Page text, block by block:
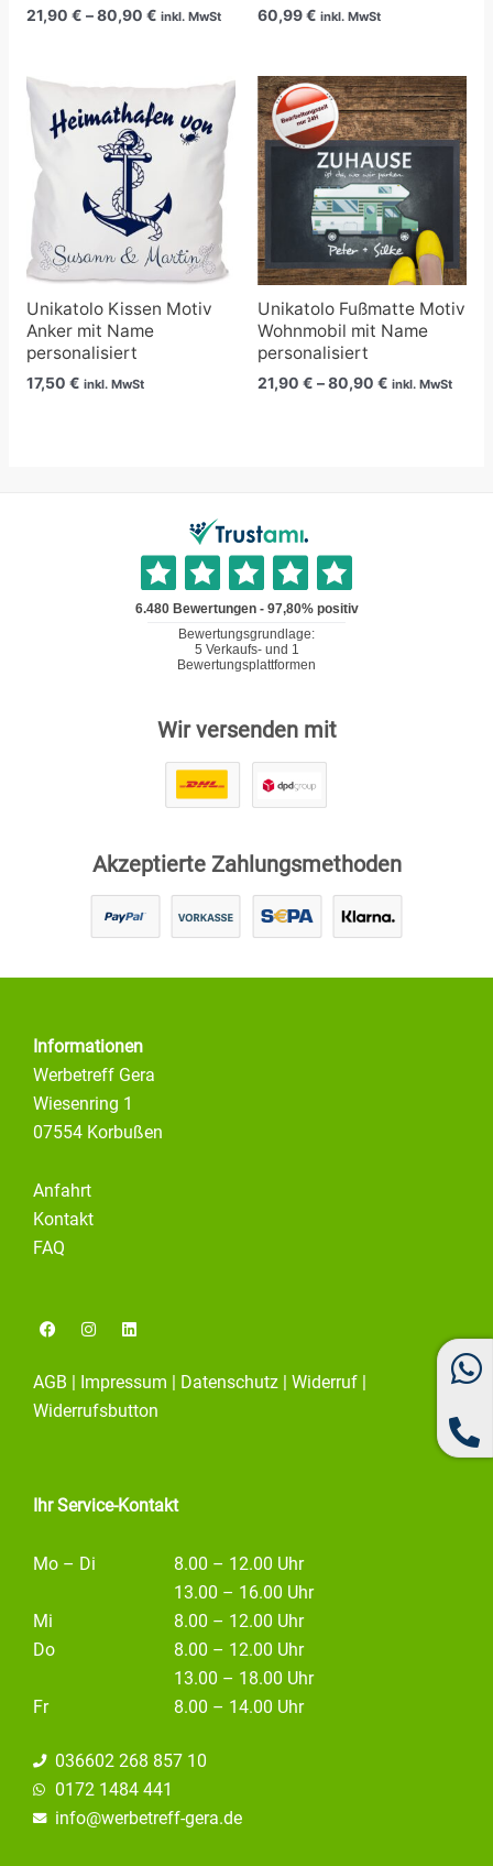
21,90 € –80,90 € inkl. MwSt 60,99€ inkl. MwSt
Unikatolo Kissen Motiv
Anker mit Name
personalisiert
17,50 € inkl. MwSt
Unikatolo Fußmatte Motiv
Wohnmobil mit Name
personalisiert
21,90 € –80,90 €
Preisspanne:
21,90 €
bis
80,90 €
inkl. MwSt
Wir versenden mit
Akzeptierte Zahlungsmethoden
Informationen
Werbetreff Gera
Wiesenring 1
07554 Korbußen
Anfahrt
Kontakt
FAQ
F
a
e
b
o
o
I
n
a
g
r
L
i
e
d
i
AGB Impressum Datenschutz Widerruf
Widerrufsbutton
Ihr Service-Kontakt
Mo – Di
8.00 – 12.00 Uhr
13.00 – 16.00 Uhr
Mi
8.00 – 12.00 Uhr
Do
8.00 – 12.00 Uhr
13.00 – 18.00 Uhr
Fr
8.00 – 14.00 Uhr
036602 268 857 10
0172 1484 441
info@werbetreff-gera.de